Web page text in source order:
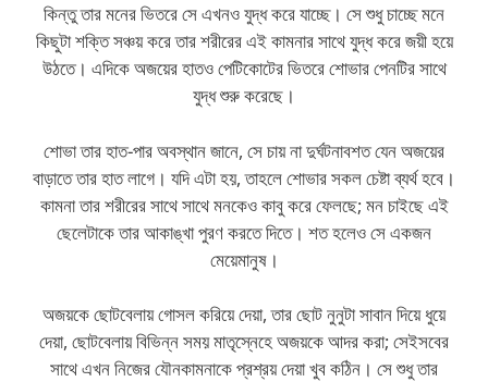
কিন্তু তার মনের ভিতরে সে এখনও যুদ্ধ করে যাচ্ছে। সে শুধু চাচ্ছে মনে
কিছুটা শক্তি সঞ্চয় করে তার শরীরের এই কামনার সাথে যুদ্ধ করে জয়ী হয়ে
উঠতে। এদিকে অজয়ের হাতও পেটিকোটের ভিতরে শোভার পেনটির সাথে
যুদ্ধ শুরু করেছে।
শোভা তার হাত-পার অবস্থান জানে, সে চায় না দুর্ঘটনাবশত যেন অজয়ের
বাড়াতে তার হাত লাগে। যদি এটা হয়, তাহলে শোভার সকল চেষ্টা ব্যর্থ হবে।
কামনা তার শরীরের সাথে সাথে মনকেও কাবু করে ফেলছে; মন চাইছে এই
ছেলেটাকে তার আকাঙ্খা পুরণ করতে দিতে। শত হলেও সে একজন
মেয়েমানুষ।
অজয়কে ছোটবেলায় গোসল করিয়ে দেয়া, তার ছোট নুনুটা সাবান দিয়ে ধুয়ে
দেয়া, ছোটবেলায় বিভিন্ন সময় মাতৃস্নেহে অজয়কে আদর করা; সেইসবের
সাথে এখন নিজের যৌনকামনাকে প্রশ্রয় দেয়া খুব কঠিন। সে শুধু তার